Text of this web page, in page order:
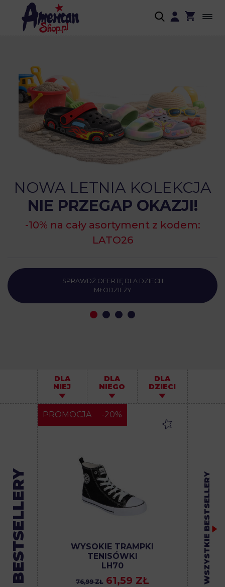
NOWA LETNIA KOLEKCJA
NIE PRZEGAP OKAZJI!
-10% na cały asortyment z kodem:
LATO26
ZOBACZ NAJNOWSZĄ DAMSKĄ
KOLEKCJĘ LETNIĄ
DLA
NIEJ
DLA
NIEGO
DLA
DZIECI
BESTSELLERY
PROMOCJA -20%
WYSOKIE TRAMPKI
TENISÓWKI
LH70
76,99 ZŁ 61,59 ZŁ WSZYSTKIE BESTSELLERY